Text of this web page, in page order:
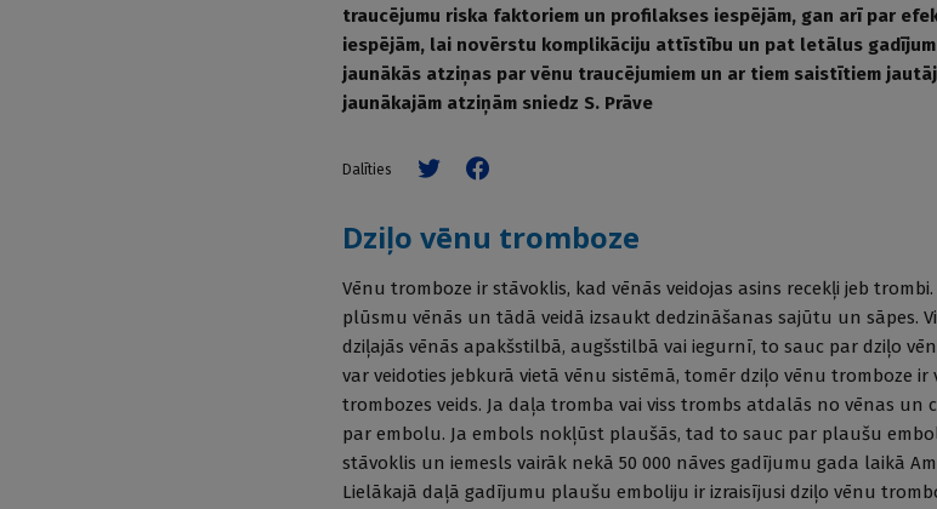
traucējumu riska faktoriem un profilakses iespējām, gan arī par
iespējām, lai novērstu komplikāciju attīstību un pat letālus
jaunākās atziņas par vēnu traucējumiem un ar tiem saistītiem
jaunākajām atziņām sniedz S. Prāve
Dalīties
Dziļo vēnu tromboze
Vēnu tromboze ir stāvoklis, kad vēnās veidojas asins recekļi jeb
plūsmu vēnās un tādā veidā izsaukt dedzināšanas sajūtu un sāpes.
dziļajās vēnās apakšstilbā, augšstilbā vai iegurnī, to sauc par dziļo
var veidoties jebkurā vietā vēnu sistēmā, tomēr dziļo vēnu tromboze ir
trombozes veids. Ja daļa tromba vai viss trombs atdalās no vēnas un
par embolu. Ja embols nokļūst plaušās, tad to sauc par plaušu
stāvoklis un iemesls vairāk nekā 50 000 nāves gadījumu gada laikā
Lielākajā daļā gadījumu plaušu emboliju ir izraisījusi dziļo vēnu